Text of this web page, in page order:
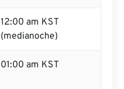
12:00 am KST
(medianoche)
01:00 am KST